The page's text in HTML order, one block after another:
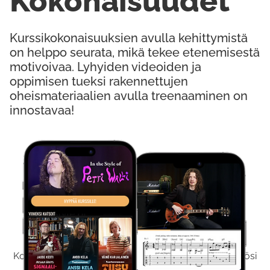
Kokeile Ilmaiseksi
Kokeilemalla ilmaiseksi saat koko sisältömme käyttöösi
Kurssikokonaisuuksien avulla kehittymistä
on helppo seurata, mikä tekee etenemisestä
motivoivaa. Lyhyiden videoiden ja
oppimisen tueksi rakennettujen
oheismateriaalien avulla treenaaminen on
innostavaa!